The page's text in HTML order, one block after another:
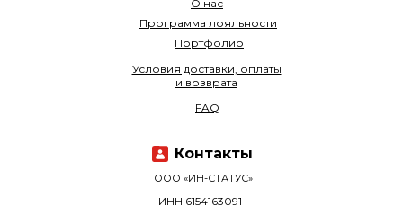
О нас
Программа лояльности
Портфолио
ООО «ИН-СТАТУС»
ИНН 6154163091
Условия доставки, оплаты
и возврата
FAQ
Контакты